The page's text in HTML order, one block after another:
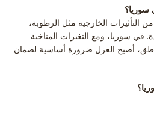
سوريا؟
التأثيرات الخارجية مثل الرطوبة،
في سوريا، ومع التغيرات المناخية
أصبح العزل ضرورة أساسية لضمان